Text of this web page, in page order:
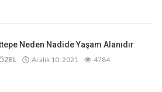
Neden Nadide Yaşam Alanıdır
Aralık 10, 2021 4784